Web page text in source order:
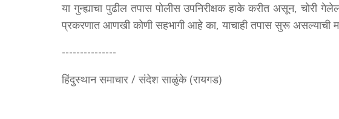
या गुन्ह्याचा पुढील तपास पोलीस उपनिरीक्षक हाके करीत असून, चोरी
प्रकरणात आणखी कोणी सहभागी आहे का, याचाही तपास सुरू असल्याची
---------------
हिंदुस्थान समाचार / संदेश साळुंके (रायगड)